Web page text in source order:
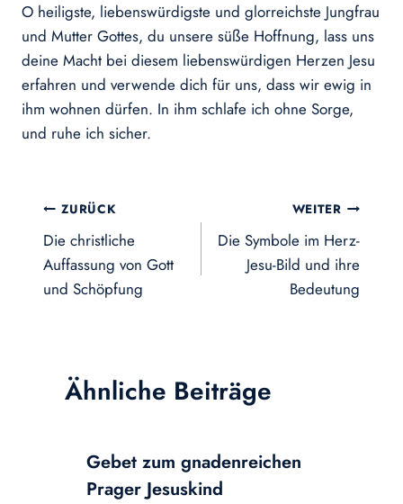
O heiligste, liebenswürdigste und glorreichste Jungfrau
und Mutter Gottes, du unsere süße Hoffnung, lass uns
deine Macht bei diesem liebenswürdigen Herzen Jesu
erfahren und verwende dich für uns, dass wir ewig in
ihm wohnen dürfen. In ihm schlafe ich ohne Sorge,
und ruhe ich sicher.
Beitragsnavigation
ZURÜCK
Die christliche
Auffassung von Gott
und Schöpfung
WEITER
Die Symbole im Herz-
Jesu-Bild und ihre
Bedeutung
Ähnliche Beiträge
Gebet zum gnadenreichen
Prager Jesuskind